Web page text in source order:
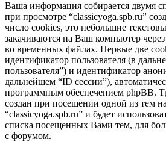
Ваша информация собирается двумя
при просмотре “classicyoga.spb.ru”
число cookies, это небольшие
закачиваются на Ваш компьютер
во временных файлах. Первые две
идентификатор пользователя (в
пользователя”) и идентификатор
дальнейшем “ID сессии”),
программным обеспечением phpBB.
создан при посещении одной из тем
“classicyoga.spb.ru” и будет
списка посещенных Вами тем, для
с форумом.